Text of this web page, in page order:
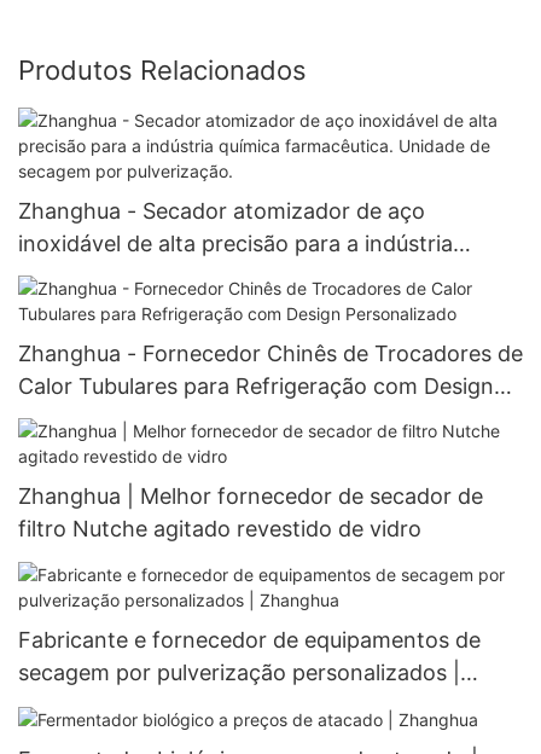
Produtos Relacionados
Zhanghua - Secador atomizador de aço
inoxidável de alta precisão para a indústria
química farmacêutica. Unidade de secagem por
pulverização.
Zhanghua - Fornecedor Chinês de Trocadores de
Calor Tubulares para Refrigeração com Design
Personalizado
Zhanghua | Melhor fornecedor de secador de
filtro Nutche agitado revestido de vidro
Fabricante e fornecedor de equipamentos de
secagem por pulverização personalizados |
Zhanghua